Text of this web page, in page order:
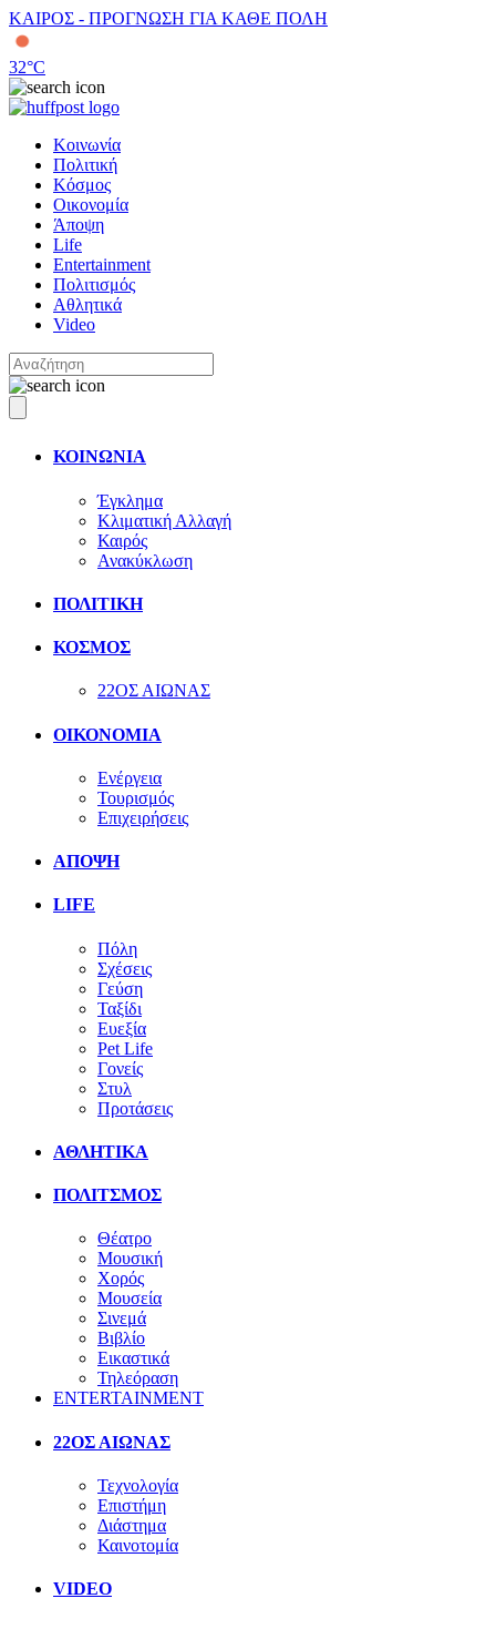
ΚΑΙΡΟΣ - ΠΡΟΓΝΩΣΗ ΓΙΑ ΚΑΘΕ ΠΟΛΗ
32°C
Κοινωνία
Πολιτική
Κόσμος
Οικονομία
Άποψη
Life
Entertainment
Πολιτισμός
Αθλητικά
Video
ΚΟΙΝΩΝΙΑ
Έγκλημα
Κλιματική Αλλαγή
Καιρός
Ανακύκλωση
ΠΟΛΙΤΙΚΗ
ΚΟΣΜΟΣ
22ΟΣ ΑΙΩΝΑΣ
ΟΙΚΟΝΟΜΙΑ
Ενέργεια
Τουρισμός
Επιχειρήσεις
ΑΠΟΨΗ
LIFE
Πόλη
Σχέσεις
Γεύση
Ταξίδι
Ευεξία
Pet Life
Γονείς
Στυλ
Προτάσεις
ΑΘΛΗΤΙΚΑ
ΠΟΛΙΤΣΜΟΣ
Θέατρο
Μουσική
Χορός
Μουσεία
Σινεμά
Βιβλίο
Εικαστικά
Τηλεόραση
ENTERTAINMENT
22ΟΣ ΑΙΩΝΑΣ
Τεχνολογία
Επιστήμη
Διάστημα
Καινοτομία
VIDEO